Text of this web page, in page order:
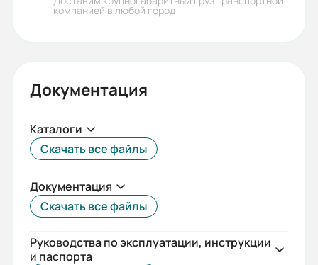
компанией в любой город
Документация
Каталоги
Скачать все файлы
Документация
Скачать все файлы
Руководства по эксплуатации, инструкции
и паспорта